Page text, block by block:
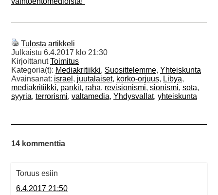
Tulosta artikkeli
Julkaistu 6.4.2017 klo 21:30
KirjoittanutToimitus
Kategoria(t): Mediakritiikki, Suosittelemme, Yhteiskunta
Avainsanat: israel , juutalaiset, korko-orjuus, Libya,
mediakritiikki, pankit, raha, revisionismi, sionismi, sota,
syyria, terrorismi, valtamedia, Yhdysvallat, yhteiskunta
14 kommenttia
Toruus esiin
6.4.2017 21:50